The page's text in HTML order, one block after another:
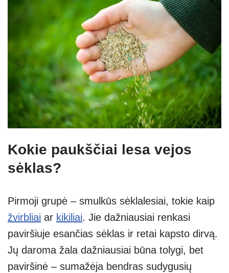
Kokie paukščiai lesa vejos
sėklas?
Pirmoji grupė – smulkūs sėklalesiai, tokie kaip
žvirbliai ar kikiliai. Jie dažniausiai renkasi
paviršiuje esančias sėklas ir retai kapsto dirvą.
Jų daroma žala dažniausiai būna tolygi, bet
paviršinė – sumažėja bendras sudygusių